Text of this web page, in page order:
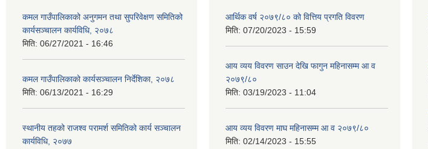
कमल गाउँपालिकाको अनुगमन तथा सुपरिवेक्षण समितिको
कार्यसञ्चालन कार्यविधि, २०७८
मिति: 06/27/2021 - 16:46
कमल गाउँपालिकाको कार्यसञ्‍चालन निर्देशिका, २०७८
मिति: 06/13/2021 - 16:29
स्थानीय तहको राजश्व परामर्श समितिको कार्य सञ्चालन
कार्यविधि, २०७७
आर्थिक वर्ष २०७९/८० को वित्तिय प्रगति विवरण
मिति: 07/20/2023 - 15:59
आय व्यय विवरण साउन देखि फागुन महिनासम्म आ व
२०७९/८०
मिति: 03/19/2023 - 11:04
आय व्यय विवरण माघ महिनासम्म आ व २०७९/८०
मिति: 02/14/2023 - 15:55